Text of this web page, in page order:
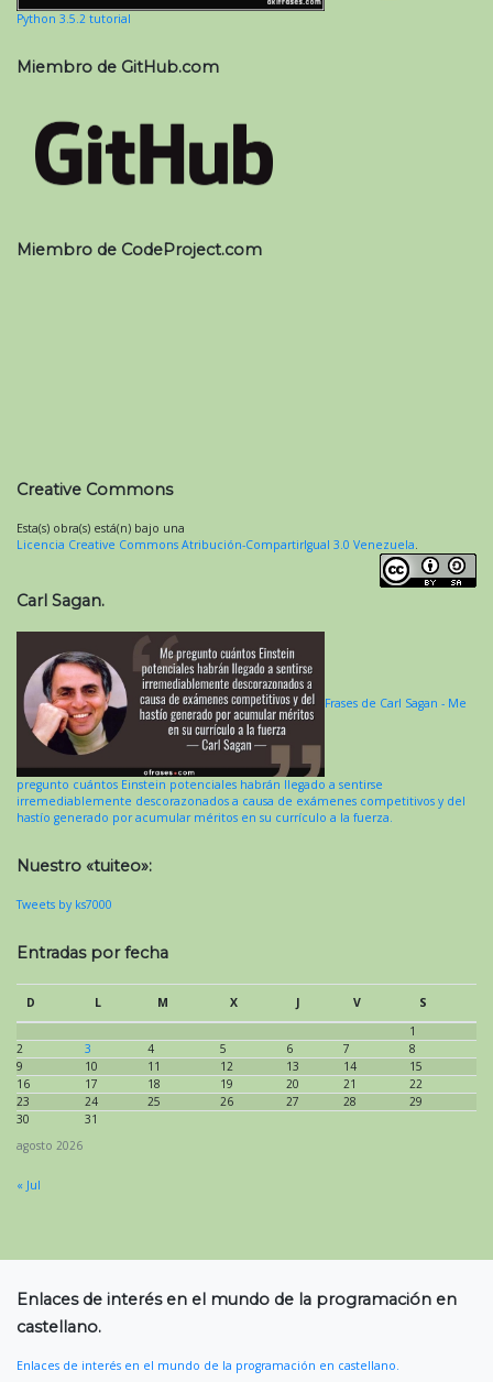
Python 3.5.2 tutorial
Miembro de GitHub.com
Miembro de CodeProject.com
Creative Commons
Esta(s) obra(s) está(n) bajo una
Licencia Creative Commons Atribución-CompartirIgual 3.0 Venezuela.
Carl Sagan.
Frases de Carl Sagan - Me
pregunto cuántos Einstein potenciales habrán llegado a sentirse
irremediablemente descorazonados a causa de exámenes competitivos y del
hastío generado por acumular méritos en su currículo a la fuerza.
Nuestro «tuiteo»:
Tweets by ks7000
Entradas por fecha
agosto 2026
D L M X J V
S
1
2
3 4 5 6 7
8
9
10 11 12 13 14
15
16
17 18 19 20 21
22
23
24 25 26 27 28
29
30
31
« Jul
Enlaces de interés en el mundo de la programación en
castellano.
Enlaces de interés en el mundo de la programación en castellano.